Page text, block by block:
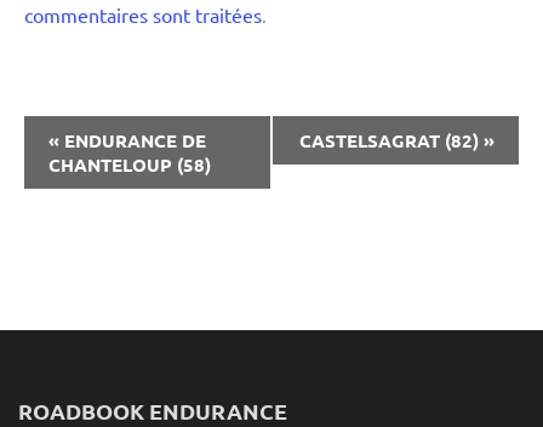
commentaires sont traitées.
Navigation
Évènement
« ENDURANCE DE
CHANTELOUP (58)
CASTELSAGRAT (82) »
ROADBOOK ENDURANCE